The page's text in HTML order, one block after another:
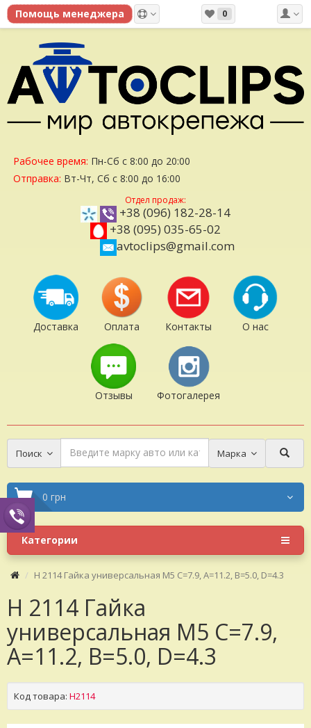
0
Рабочее время: Пн-Сб с 8:00 до 20:00
Отправка: Вт-Чт, Сб с 8:00 до 16:00
Отдел продаж:
+38 (096) 182-28-14
+38 (095) 035-65-02
avtoclips@gmail.com
Доставка Оплата Контакты О нас
Отзывы Фотогалерея
Поиск Марка
0 грн
Категории
H 2114 Гайка универсальная M5 C=7.9, A=11.2, B=5.0, D=4.3
H 2114 Гайка
универсальная M5 C=7.9,
A=11.2, B=5.0, D=4.3
Код товара: H2114